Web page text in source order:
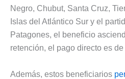
Negro, Chubut, Santa Cruz,
Islas del Atlántico Sur y el
Patagones, el beneficio
retención, el pago directo es
Además, estos beneficiarios